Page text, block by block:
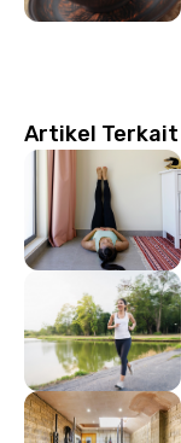
Artikel Terkait